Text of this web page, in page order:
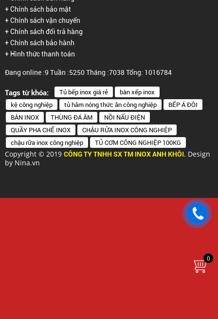
+ Chính sách bảo mật
+ Chính sách vận chuyển
+ Chính sách đổi trả hàng
+ Chính sách bảo hành
+ Hình thức thanh toán
Đang online :9 Tuần :5250 Tháng :7038 Tổng: 1016784
Tags từ khóa: Tủ bếp inox giá rẻ
bàn xếp inox
kệ công nghiệp
tủ hâm nóng thức ăn công nghiệp
BẾP Á ĐÔI
BÀN INOX
THÙNG ĐÁ ÂM
NỒI NẤU ĐIỆN
QUẦY PHA CHẾ INOX
CHẬU RỬA INOX CÔNG NGHIỆP
chậu rữa inox công nghiệp
TỦ CƠM CÔNG NGHIỆP 100KG
Copyright © 2019 CÔNG TY TNHH SX TM INOX ANH KHÔI. Design
by Nina.vn